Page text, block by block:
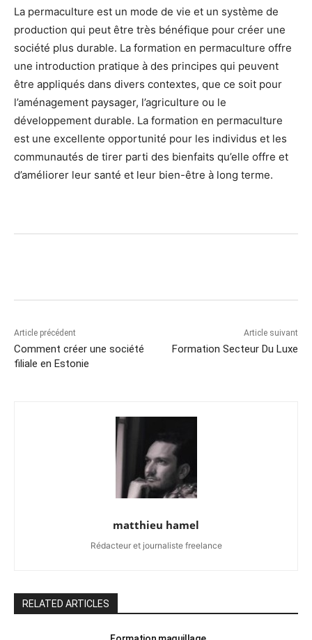
La permaculture est un mode de vie et un système de
production qui peut être très bénéfique pour créer une
société plus durable. La formation en permaculture offre
une introduction pratique à des principes qui peuvent
être appliqués dans divers contextes, que ce soit pour
l’aménagement paysager, l’agriculture ou le
développement durable. La formation en permaculture
est une excellente opportunité pour les individus et les
communautés de tirer parti des bienfaits qu’elle offre et
d’améliorer leur santé et leur bien-être à long terme.
Article précédent
Comment créer une société
filiale en Estonie
Article suivant
Formation Secteur Du Luxe
matthieu hamel
Rédacteur et journaliste freelance
RELATED ARTICLES